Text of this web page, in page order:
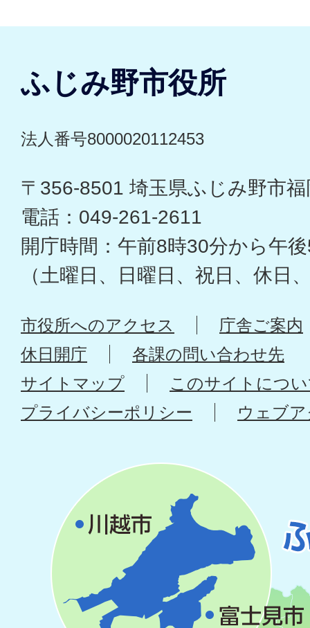
ふじみ野市役所
法人番号8000020112453
〒356-8501 埼玉県ふじみ野市
電話：049-261-2611
開庁時間：午前8時30分から午
（土曜日、日曜日、祝日、休日
市役所へのアクセス
庁舎ご案内
休日開庁
各課の問い合わせ先
サイトマップ
このサイトにつ
プライバシーポリシー
ウェブ